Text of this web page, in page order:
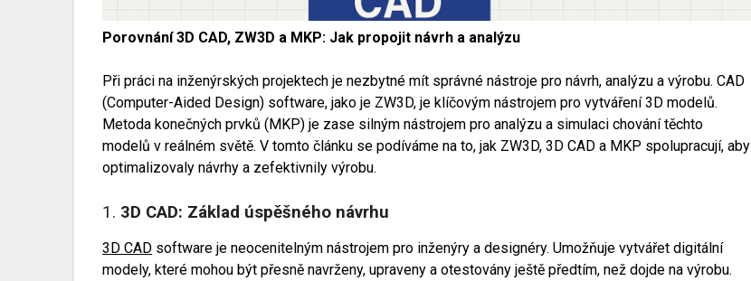
Porovnání 3D CAD, ZW3D a MKP: Jak propojit návrh a analýzu
Při práci na inženýrských projektech je nezbytné mít správné nástroje pro návrh, analýzu a výrobu. CAD
(Computer-Aided Design) software, jako je ZW3D, je klíčovým nástrojem pro vytváření 3D modelů.
Metoda konečných prvků (MKP) je zase silným nástrojem pro analýzu a simulaci chování těchto
modelů v reálném světě. V tomto článku se podíváme na to, jak ZW3D, 3D CAD a MKP spolupracují, aby
optimalizovaly návrhy a zefektivnily výrobu.
1. 3D CAD: Základ úspěšného návrhu
3D CAD software je neocenitelným nástrojem pro inženýry a designéry. Umožňuje vytvářet digitální
modely, které mohou být přesně navrženy, upraveny a otestovány ještě předtím, než dojde na výrobu.